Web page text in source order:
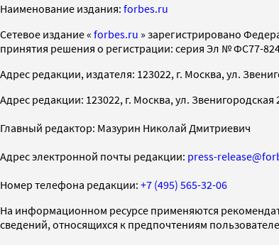
Наименование издания: forbes.ru
Cетевое издание « forbes.ru » зарегистрировано
принятия решения о регистрации: серия Эл № ФС77-
Адрес редакции, издателя: 123022, г. Москва, ул.
Адрес редакции: 123022, г. Москва, ул. Звенигородская
Главный редактор: Мазурин Николай Дмитриевич
Адрес электронной почты редакции: press-
Номер телефона редакции: +7 (495) 565-32-06
На информационном ресурсе применяются
сведений, относящихся к предпочтениям